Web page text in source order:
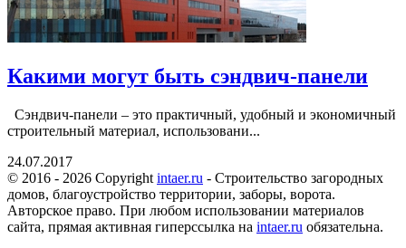
Какими могут быть сэндвич-панели
Сэндвич-панели – это практичный, удобный и экономичный
строительный материал, использовани...
24.07.2017
© 2016 - 2026 Copyright intaer.ru - Cтроительство загородных
домов, благоустройство территории, заборы, ворота.
Авторское право. При любом использовании материалов
сайта, прямая активная гиперссылка на intaer.ru обязательна.